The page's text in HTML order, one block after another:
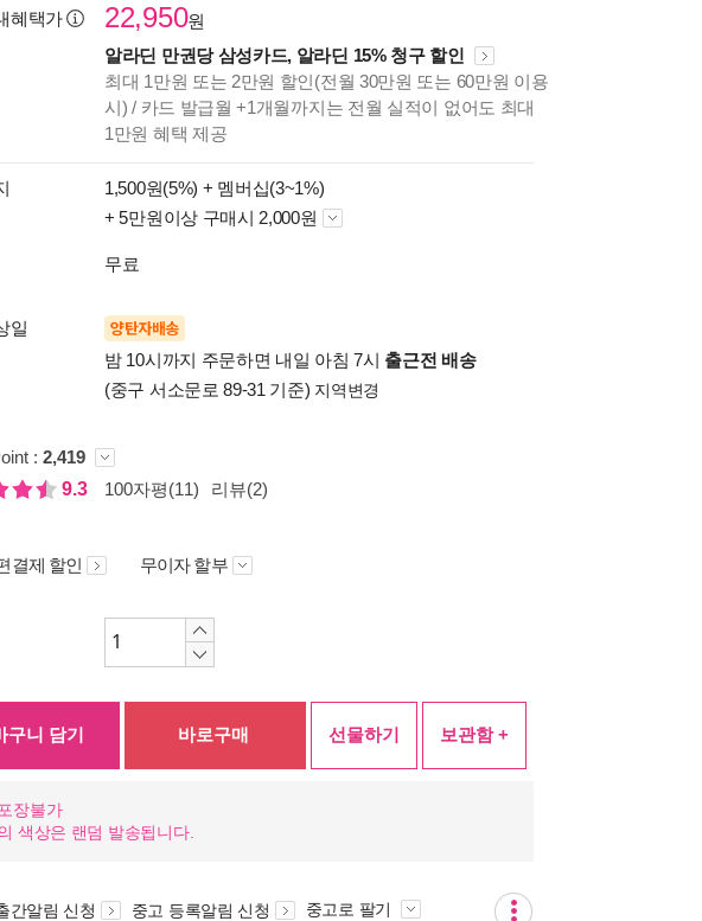
혜택가 22,950원
알라딘 만권당 삼성카드, 알라딘 15% 청구 할인
최대 1만원 또는 2만원 할인(전월 30만원 또는 60만원 이용
시) / 카드 발급월 +1개월까지는 전월 실적이 없어도 최대
1만원 혜택 제공
1,500원(5%) + 멤버십(3~1%)
+ 5만원이상 구매시 2,000원
무료
일 양탄자배송
밤 10시까지 주문하면 내일 아침 7시 출근전 배송
(중구 서소문로 89-31 기준) 지역변경
: 2,419
9.3
100자평(11) 리뷰(2)
결제 할인 무이자 할부
구니 담기 바로구매 선물하기 보관함 +
장불가
색상은 랜덤 발송됩니다.
간알림 신청 중고 등록알림 신청 중고로 팔기